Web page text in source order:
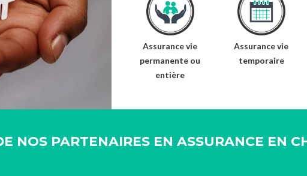
Assurance vie
permanente ou
entière
Assurance vie
temporaire
NOS PARTENAIRES EN ASSURANCE EN